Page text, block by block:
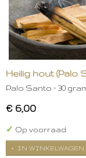
Heilig hout (Palo
Palo Santo – 30
€ 6,00
✓ Op voorraad
IN WINKELWAGEN